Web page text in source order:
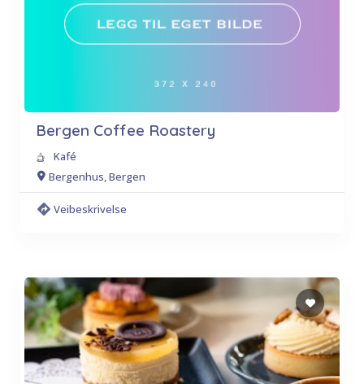
Bergen Coffee Roastery
Kafé
Bergenhus, Bergen
Veibeskrivelse